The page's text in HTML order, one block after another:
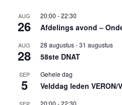
AUG
26
20:00 -22:30
Afdelings avond –
AUG
28
28 augustus-31 augustus
58ste DNAT
SEP
5
Gehele dag
Velddag leden